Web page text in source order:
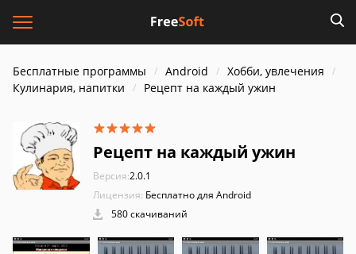
Бесплатные программы Android
Хобби, увлечения
Кулинария, напитки
Рецепт на каждый ужин
Рецепт на каждый ужин
Версия:2.0.1
Лицензия: Бесплатно для Android
580 скачиваний